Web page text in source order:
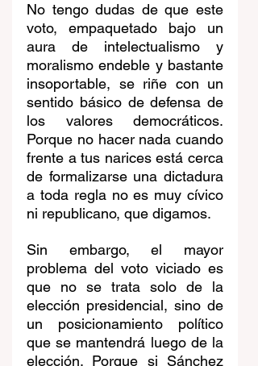
No tengo dudas de que este
voto, empaquetado bajo un
aura de intelectualismo y
moralismo endeble y bastante
insoportable, se riñe con un
sentido básico de defensa de
los valores democráticos.
Porque no hacer nada cuando
frente a tus narices está cerca
de formalizarse una dictadura
a toda regla no es muy cívico
ni republicano, que digamos.
Sin embargo, el mayor
problema del voto viciado es
que no se trata solo de la
elección presidencial, sino de
un posicionamiento político
que se mantendrá luego de la
elección. Porque si Sánchez